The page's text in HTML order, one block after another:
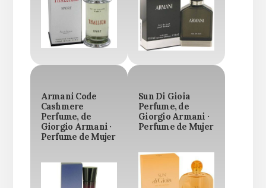
Armani Code
Cashmere
Perfume, de
Giorgio Armani ·
Perfume de Mujer
Sun Di Gioia
Perfume, de
Giorgio Armani ·
Perfume de Mujer